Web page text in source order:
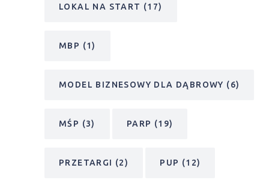
LOKAL NA START (17)
MBP (1)
MODEL BIZNESOWY DLA DĄBROWY (6)
MŚP (3) PARP (19)
PRZETARGI (2) PUP (12)